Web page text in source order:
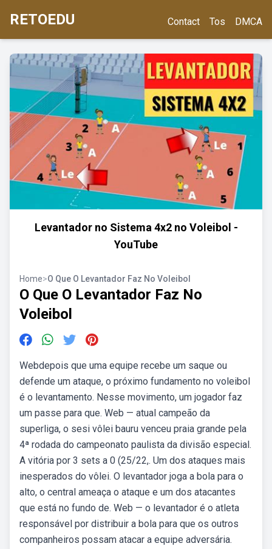
RETOEDU Contact Tos DMCA
Levantador no Sistema 4x2 no Voleibol -
YouTube
Home>O Que O Levantador Faz No Voleibol
O Que O Levantador Faz No
Voleibol
Webdepois que uma equipe recebe um saque ou
defende um ataque, o próximo fundamento no voleibol
é o levantamento. Nesse movimento, um jogador faz
um passe para que. Web — atual campeão da
superliga, o sesi vôlei bauru venceu praia grande pela
4ª rodada do campeonato paulista da divisão especial.
A vitória por 3 sets a 0 (25/22,. Um dos ataques mais
inesperados do vôlei. O levantador joga a bola para o
alto, o central ameaça o ataque e um dos atacantes
que está no fundo de. Web — o levantador é o atleta
responsável por distribuir a bola para que os outros
companheiros possam atacar a equipe adversária.